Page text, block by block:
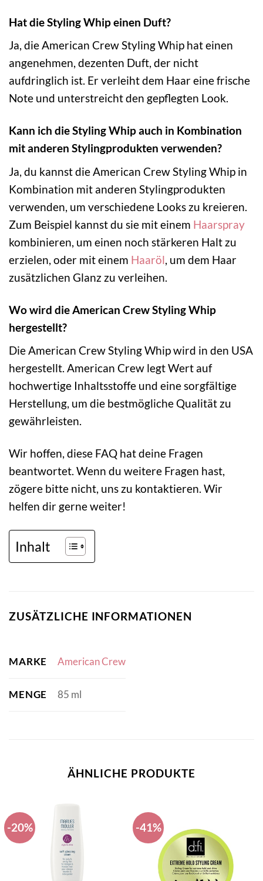
Hat die Styling Whip einen Duft?
Ja, die American Crew Styling Whip hat einen
angenehmen, dezenten Duft, der nicht
aufdringlich ist. Er verleiht dem Haar eine frische
Note und unterstreicht den gepflegten Look.
Kann ich die Styling Whip auch in Kombination
mit anderen Stylingprodukten verwenden?
Ja, du kannst die American Crew Styling Whip in
Kombination mit anderen Stylingprodukten
verwenden, um verschiedene Looks zu kreieren.
Zum Beispiel kannst du sie mit einem Haarspray
kombinieren, um einen noch stärkeren Halt zu
erzielen, oder mit einem Haaröl, um dem Haar
zusätzlichen Glanz zu verleihen.
Wo wird die American Crew Styling Whip
hergestellt?
Die American Crew Styling Whip wird in den USA
hergestellt. American Crew legt Wert auf
hochwertige Inhaltsstoffe und eine sorgfältige
Herstellung, um die bestmögliche Qualität zu
gewährleisten.
Wir hoffen, diese FAQ hat deine Fragen
beantwortet. Wenn du weitere Fragen hast,
zögere bitte nicht, uns zu kontaktieren. Wir
helfen dir gerne weiter!
Inhalt
ZUSÄTZLICHE INFORMATIONEN
MARKE American Crew
MENGE 85 ml
ÄHNLICHE PRODUKTE
-20% -41%